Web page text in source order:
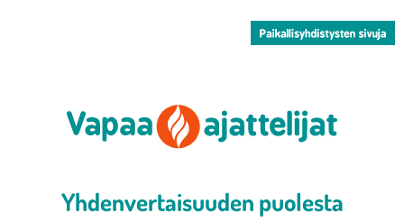
Yhdenvertaisuuden puolesta​